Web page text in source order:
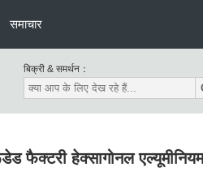
समाचार
बिक्री & समर्थन：
फैक्टरी हेक्सागोनल एल्यूमीनियम